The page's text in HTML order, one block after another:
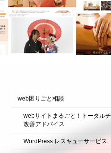
web困りごと相談
webサイトまるごと！トータル
改善アドバイス
WordPress レスキューサービス